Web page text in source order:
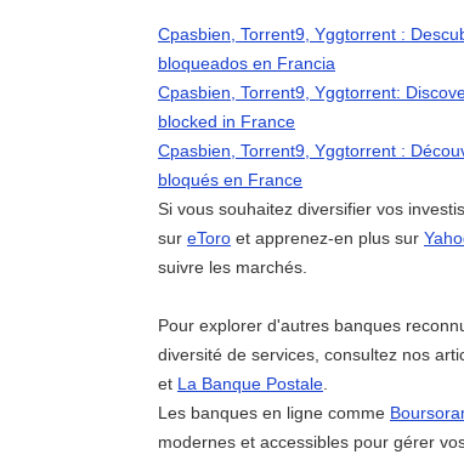
Cpasbien, Torrent9, Yggtorrent :
bloqueados en Francia
Cpasbien, Torrent9, Yggtorrent:
blocked in France
Cpasbien, Torrent9, Yggtorrent :
bloqués en France
Si vous souhaitez diversifier vos
sur eToro et apprenez-en plus sur
suivre les marchés.
Pour explorer d'autres banques
diversité de services, consultez nos
et La Banque Postale.
Les banques en ligne comme
modernes et accessibles pour gérer